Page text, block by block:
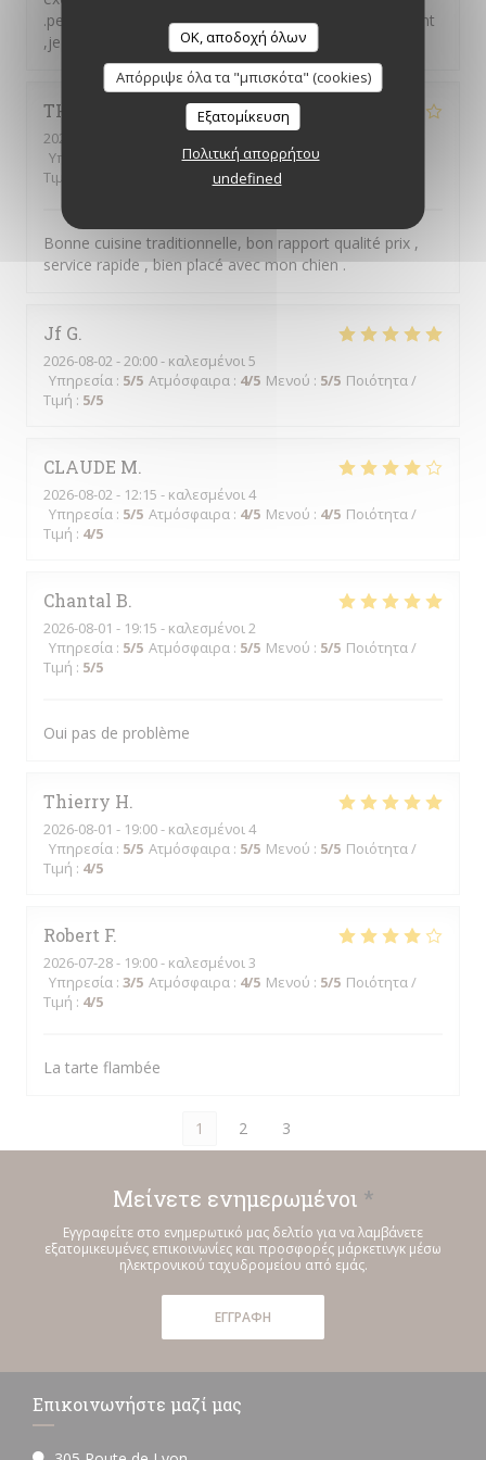
OK, αποδοχή όλων
Απόρριψε όλα τα "μπισκότα" (cookies)
Εξατομίκευση
Πολιτική απορρήτου
undefined
.personnel très accueillant et avenant envers leurs client
,je ne peux que recommander
THIERRY
2026-08-01
Υπηρεσία
Ατμόσφαιρα:4/5 Μενού:
Τιμή
Bonne cuisine traditionnelle, bon rapport qualité prix ,
service rapide , bien placé avec mon chien .
Jf G
2026-08-02 - 20:00 - καλεσμένοι 5
Υπηρεσία : 5/5 Ατμόσφαιρα : 4/5 Μενού : 5/5 Ποιότητα /
Τιμή : 5/5
CLAUDE M
2026-08-02 - 12:15 - καλεσμένοι 4
Υπηρεσία : 5/5 Ατμόσφαιρα : 4/5 Μενού : 4/5 Ποιότητα /
Τιμή : 4/5
Chantal B
2026-08-01 - 19:15 - καλεσμένοι 2
Υπηρεσία : 5/5 Ατμόσφαιρα : 5/5 Μενού : 5/5 Ποιότητα /
Τιμή : 5/5
Oui pas de problème
Thierry H
2026-08-01 - 19:00 - καλεσμένοι 4
Υπηρεσία : 5/5 Ατμόσφαιρα : 5/5 Μενού : 5/5 Ποιότητα /
Τιμή : 4/5
Robert F
2026-07-28- 19:00 - καλεσμένοι 3
Υπηρεσία : 3/5 Ατμόσφαιρα : 4/5 Μενού : 5/5 Ποιότητα /
Τιμή : 4/5
La tarte flambée
1 2 3
Μείνετε ενημερωμένοι *
Εγγραφείτε στο ενημερωτικό μας δελτίο για να λαμβάνετε
εξατομικευμένες επικοινωνίες και προσφορές μάρκετινγκ μέσω
ηλεκτρονικού ταχυδρομείου από εμάς.
ΕΓΓΡΑΦΉ
Επικοινωνήστε μαζί μας